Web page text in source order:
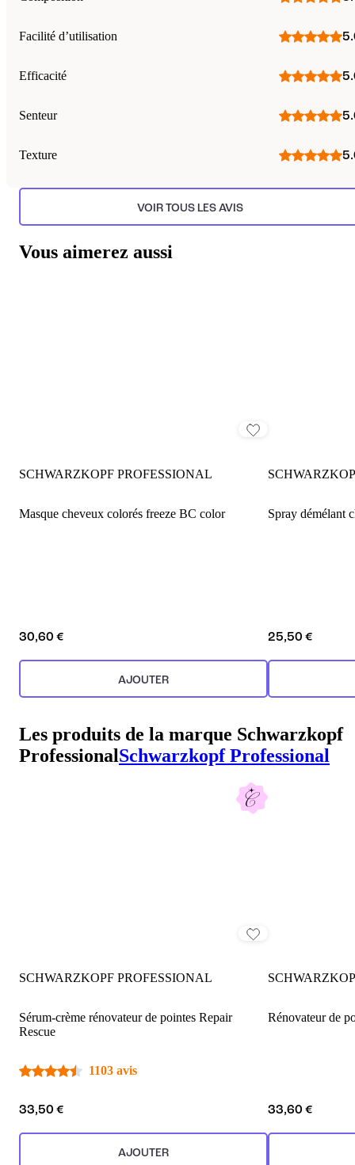
Facilité d’utilisation
Efficacité
Senteur
Texture
VOIR TOUS LES AVIS
Vous aimerez aussi
SCHWARZKOPF PROFESSIONAL
Masque cheveux colorés freeze BC color
30,60 €
AJOUTER
Spray démélant
25,50 €
Les produits de la marque Schwarzkopf
Professional Schwarzkopf Professional
SCHWARZKOPF PROFESSIONAL
Sérum-crème rénovateur de pointes Repair
Rescue
1103 avis
33,50 €
AJOUTER
33,60 €